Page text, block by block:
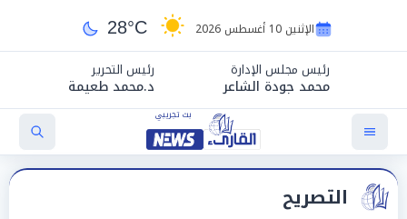
الإثنين 10 أغسطس 2026 28°C
رئيس مجلس الإدارة
محمد جودة الشاعر
رئيس التحرير
د.محمد طعيمة
التصريح